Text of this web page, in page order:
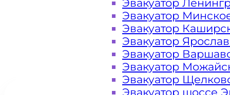
Эвакуатор
Эвакуатор
Эвакуатор
Эвакуатор
Эвакуатор
Эвакуатор
Эвакуатор
Эвакуатор шоссе